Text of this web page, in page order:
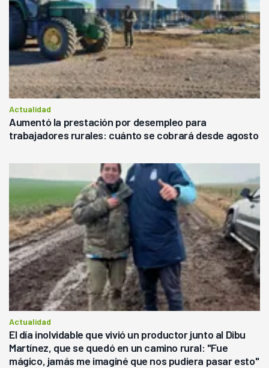
Actualidad
Aumentó la prestación por desempleo para
trabajadores rurales: cuánto se cobrará desde agosto
Actualidad
El día inolvidable que vivió un productor junto al Dibu
Martínez, que se quedó en un camino rural: "Fue
mágico, jamás me imaginé que nos pudiera pasar esto"